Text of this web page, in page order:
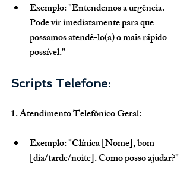
Exemplo: "Entendemos a urgência.
Pode vir imediatamente para que
possamos atendê-lo(a) o mais rápido
possível."
Scripts Telefone:
1. Atendimento Telefônico Geral:
Exemplo: "Clínica [Nome], bom
[dia/tarde/noite]. Como posso ajudar?"